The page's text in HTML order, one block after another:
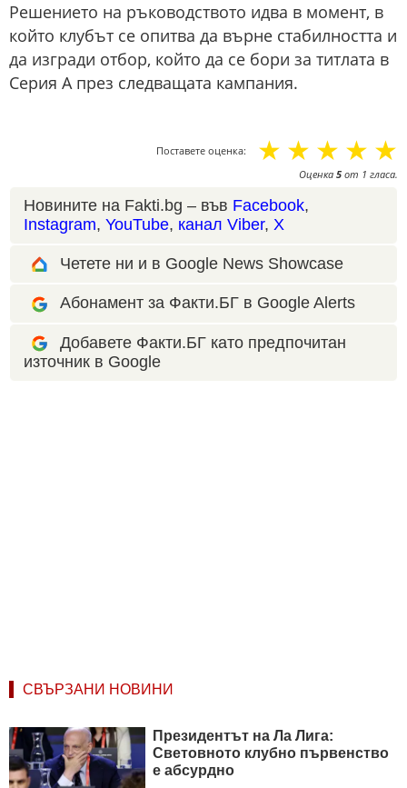
Решението на ръководството идва в момент, в
който клубът се опитва да върне стабилността и
да изгради отбор, който да се бори за титлата в
Серия А през следващата кампания.
Поставете оценка: ☆
☆
☆
☆
☆
Оценка 5 от 1 гласа.
Новините на Fakti.bg – във Facebook,
Instagram, YouTube, канал Viber, X
Четете ни и в Google News Showcase
Абонамент за Факти.БГ в Google Alerts
Добавете Факти.БГ като предпочитан
източник в Google
СВЪРЗАНИ НОВИНИ
Президентът на Ла Лига:
Световното клубно първенство
е абсурдно